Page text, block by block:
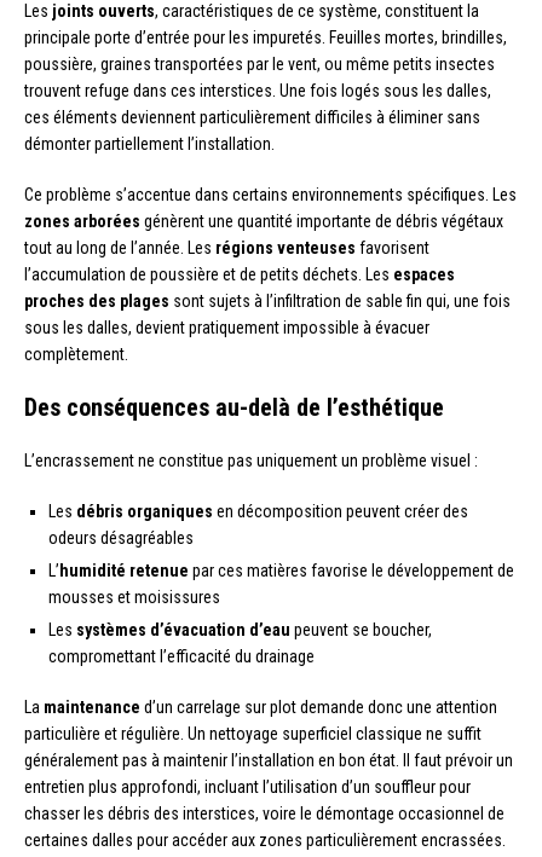
Les joints ouverts, caractéristiques de ce système, constituent la
principale porte d’entrée pour les impuretés. Feuilles mortes, brindilles,
poussière, graines transportées par le vent, ou même petits insectes
trouvent refuge dans ces interstices. Une fois logés sous les dalles,
ces éléments deviennent particulièrement difficiles à éliminer sans
démonter partiellement l’installation.
Ce problème s’accentue dans certains environnements spécifiques. Les
zones arborées génèrent une quantité importante de débris végétaux
tout au long de l’année. Les régions venteuses favorisent
l’accumulation de poussière et de petits déchets. Les espaces
proches des plages sont sujets à l’infiltration de sable fin qui, une fois
sous les dalles, devient pratiquement impossible à évacuer
complètement.
Des conséquences au-delà de l’esthétique
L’encrassement ne constitue pas uniquement un problème visuel :
Les débris organiques en décomposition peuvent créer des
odeurs désagréables
L’ humidité retenue par ces matières favorise le développement de
mousses et moisissures
Les systèmes d’évacuation d’eau peuvent se boucher,
compromettant l’efficacité du drainage
La maintenance d’un carrelage sur plot demande donc une attention
particulière et régulière. Un nettoyage superficiel classique ne suffit
généralement pas à maintenir l’installation en bon état. Il faut prévoir un
entretien plus approfondi, incluant l’utilisation d’un souffleur pour
chasser les débris des interstices, voire le démontage occasionnel de
certaines dalles pour accéder aux zones particulièrement encrassées.